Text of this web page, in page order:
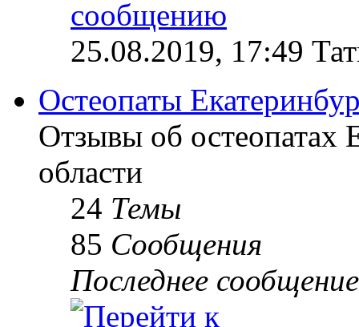
25.08.2019, 17:49
Остеопаты
Отзывы об остеопатах
области
24 Темы
85 Сообщения
Последнее сообщение